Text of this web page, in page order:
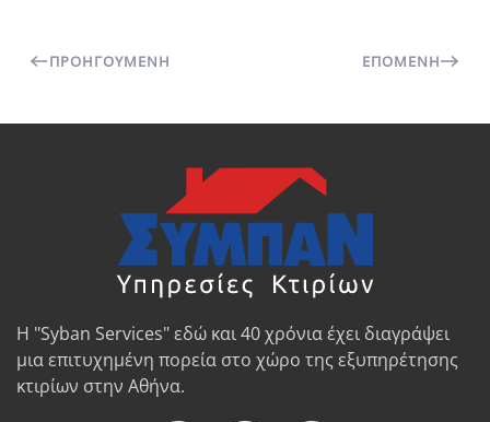
ΠΡΟΗΓΟΎΜΕΝΗ ΕΠΌΜΕΝΗ
Η "Syban Services" εδώ και 40 χρόνια έχει διαγράψει
μια επιτυχημένη πορεία στο χώρο της εξυπηρέτησης
κτιρίων στην Αθήνα.